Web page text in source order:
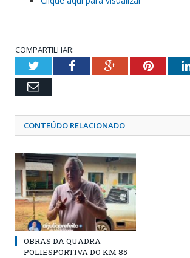
COMPARTILHAR:
TwitterFacebookGoogle+
Email
CONTEÚDO RELACIONADO
OBRAS DA QUADRA
POLIESPORTIVA DO KM 85